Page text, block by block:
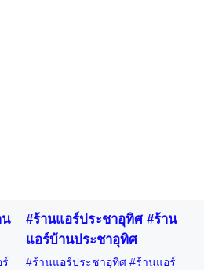
#ร้านแอร์ประชาอุทิศ #ร้าน
แอร์บ้านประชาอุทิศ
#ร้านแอร์ประชาอุทิศ #ร้านแอร์